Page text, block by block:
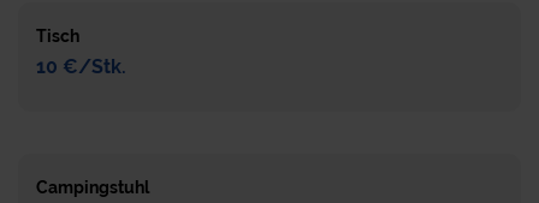
Tisch
10 €/Stk.
Campingstuhl